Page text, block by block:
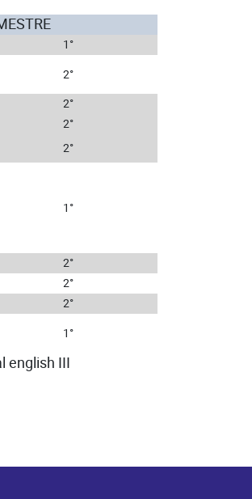
1°
2°
2°
2°
2°
1°
2°
2°
2°
1°
english III